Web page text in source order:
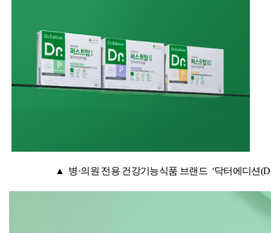
▲ 병·의원 전용 건강기능식품 브랜드 ‘닥터에디션